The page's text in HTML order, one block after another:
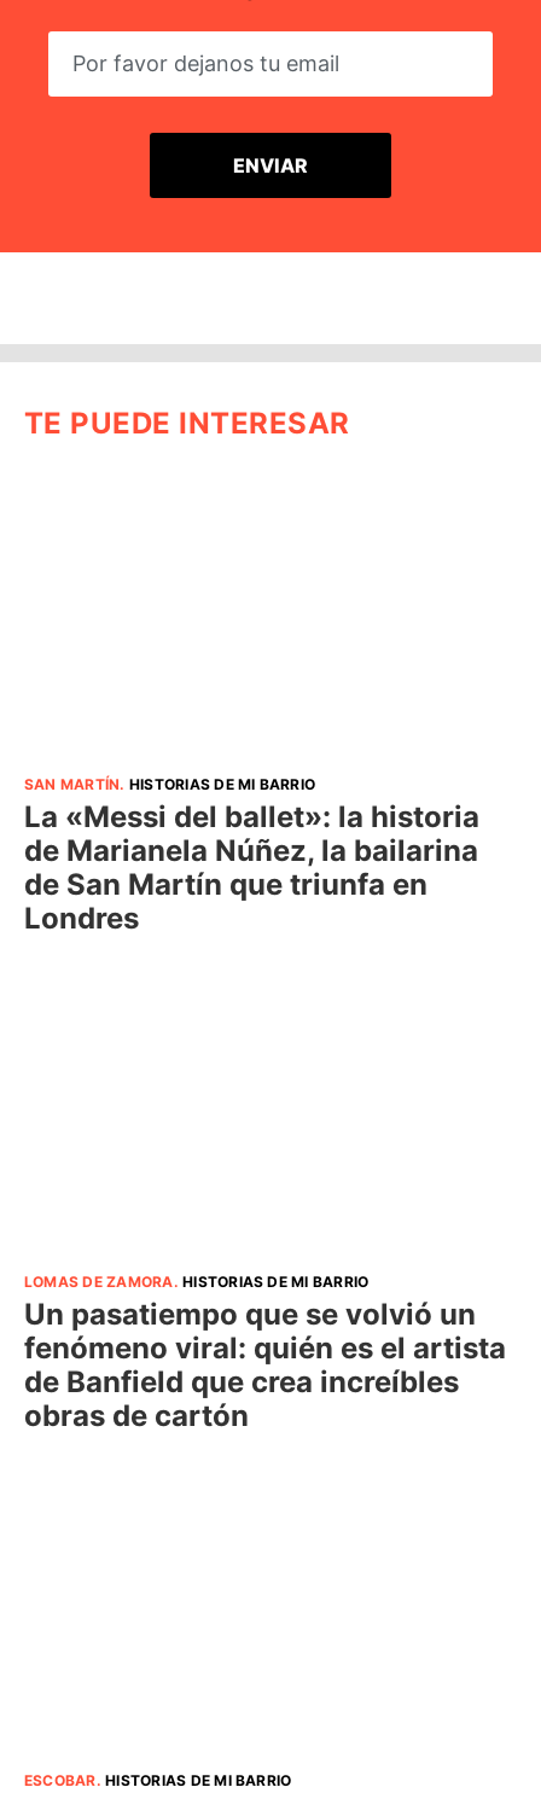
TE PUEDE INTERESAR
SAN MARTÍN. HISTORIAS DE MI BARRIO
La «Messi del ballet»: la historia
de Marianela Núñez, la bailarina
de San Martín que triunfa en
Londres
LOMAS DE ZAMORA.HISTORIAS DE MI BARRIO
Un pasatiempo que se volvió un
fenómeno viral: quién es el artista
de Banfield que crea increíbles
obras de cartón
ESCOBAR.HISTORIAS DE MI BARRIO